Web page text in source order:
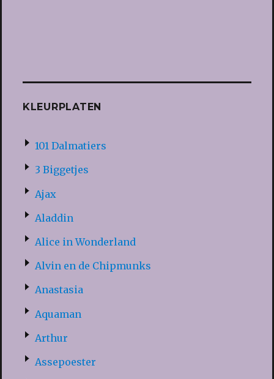
KLEURPLATEN
101 Dalmatiers
3 Biggetjes
Ajax
Aladdin
Alice in Wonderland
Alvin en de Chipmunks
Anastasia
Aquaman
Arthur
Assepoester